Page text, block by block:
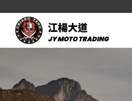
江楊大道
JY MOTO TRADING